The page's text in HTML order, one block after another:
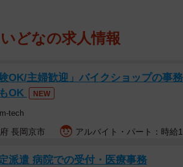
どなの求人情報
験OK/主婦歓迎」バイクショップの事
OK
NEW
tech
長岡京市 アルバイト・パート：時給
派遣 病院での受付・医療事務